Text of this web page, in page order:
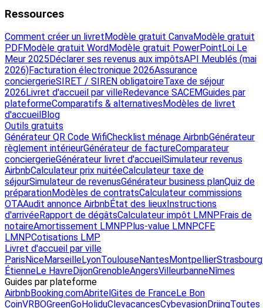
Ressources
Comment créer un livret Modèle gratuit CanvaModèle gratuit
PDFModèle gratuit Word Modèle gratuit PowerPoint Loi Le
Meur 2025 Déclarer ses revenus aux impôtsAPI Meublés (mai
2026)Facturation électronique 2026Assurance
conciergerieSIRET / SIREN obligatoireTaxe de séjour
2026 Livret d'accueil par villeRedevance SACEMGuides par
plateformeComparatifs & alternatives Modèles de livret
d'accueil Blog
Outils gratuits
Générateur QR Code WifiChecklist ménage AirbnbGénérateur
règlement intérieurGénérateur de factureComparateur
conciergerieGénérateur livret d'accueil Simulateur revenus
AirbnbCalculateur prix nuitéeCalculateur taxe de
séjourSimulateur de revenusGénérateur business planQuiz de
préparationModèles de contratsCalculateur commissions
OTAAudit annonce AirbnbÉtat des lieux Instructions
d'arrivéeRapport de dégâtsCalculateur impôt LMNPFrais de
notaireAmortissement LMNPPlus-value LMNPCFE
LMNPCotisations LMP
Livret d'accueil par ville
Paris NiceMarseilleLyonToulouseNantes MontpellierStrasbourg
ÉtienneLe HavreDijonGrenobleAngersVilleurbanneNîmes
Guides par plateforme
AirbnbBooking.comAbritel Gites de FranceLe Bon
CoinVRBOGreenGoHoliduClevacancesCybevasionDriingToutes